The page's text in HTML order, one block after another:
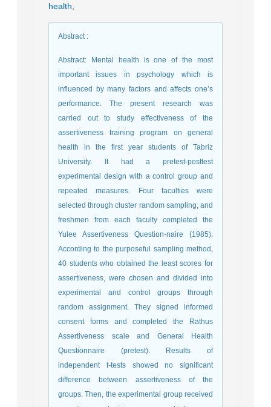
health
Abstract:
Abstract: Mental health is one of the most
important issues in psychology which is
influenced by many factors and affects one’s
performance. The present research was
carried out to study effectiveness of the
assertiveness training program on general
health in the first year students of Tabriz
University. It had a pretest-posttest
experimental design with a control group and
repeated measures. Four faculties were
selected through cluster random sampling, and
freshmen from each faculty completed the
Yulee Assertiveness Question-naire (1985).
According to the purposeful sampling method,
40 students who obtained the least scores for
assertiveness, were chosen and divided into
experimental and control groups through
random assignment. They signed informed
consent forms and completed the Rathus
Assertiveness scale and General Health
Questionnaire (pretest). Results of
independent t-tests showed no significant
difference between assertiveness of the
groups. Then, the experimental group received